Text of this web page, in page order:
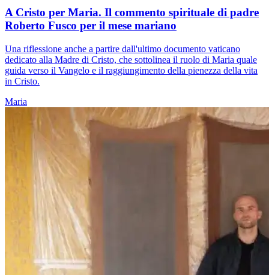
A Cristo per Maria. Il commento spirituale di padre
Roberto Fusco per il mese mariano
Una riflessione anche a partire dall'ultimo documento vaticano
dedicato alla Madre di Cristo, che sottolinea il ruolo di Maria quale
guida verso il Vangelo e il raggiungimento della pienezza della vita
in Cristo.
Maria